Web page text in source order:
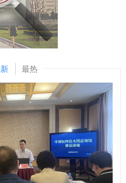
紧扣中央法治工作要求交出亮眼答
各项工作高效推进。学术上修
举办五届实务刑法论坛，第五期
学自主知识体系构建。立法司法
相关调研报告获中央领导批示。国
研讨，国内以高铭暄学术馆为平台
现代化刑事法治建设提供有力支
】中国刑法学研究会2025年全国
2025-
【中国日报网】中国刑法学
安召开 共探刑法保障新路径
a/202511/25/WS69251f7ca
苦条件下，挖掘民间文化打造《白
的强大力量；红色故事《延安窑
陕北黄土高原上的普通窑洞，共
是、独立自主的思想觉醒，正如
兴的道路；红色故事《抉择——夏
过一个家庭的选择，展现进步青年
延安精神的感召力；《一部启迪后
共产党员的修养》，探寻其中党
产党人锤炼党性的必修读本；红色
律悠扬，重温习近平总书记对郝
中心”的发展思想与艰苦奋斗传
中闪光》讲述了罗锦文烈士将个人
生命绽放非凡光芒的动人篇章。
，全院师生要迅速把思想和行动
精神和校党委部署要求上来，深
牢牢坚持党的绝对领导，在中国
宽广中坚定道路自信、法治自
决做到“两个维护”。要学深悟透
最新成果，抓实走深学习宣传贯
教学科研中。要将学习贯彻会议精
与学校法治人才培养大局紧密结
德法兼修”贯穿始终，健全服务大
行合一的实践育人体系。 （供
审核：朱茂）
最热